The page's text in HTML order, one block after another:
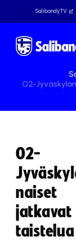
SalibandyTV
O2-
O2-
naiset
jatkavat